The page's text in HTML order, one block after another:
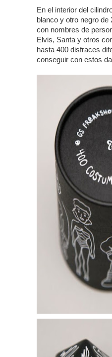
En el interior del
blanco y otro negro de
con nombres de
Elvis, Santa y otros
hasta 400 disfraces
conseguir con estos